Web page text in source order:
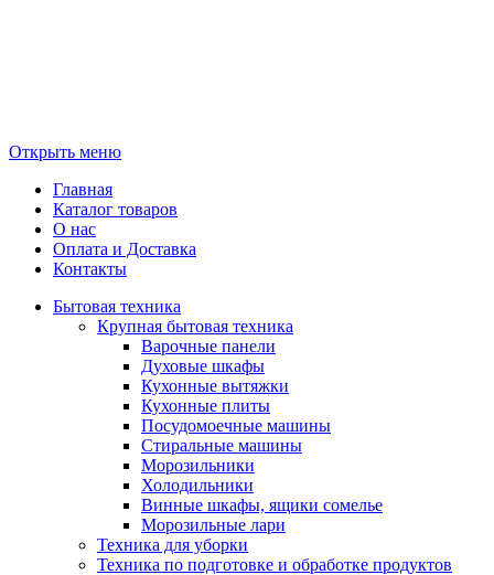
Открыть меню
Главная
Каталог товаров
О нас
Оплата и Доставка
Контакты
Бытовая техника
Крупная бытовая техника
Варочные панели
Духовые шкафы
Кухонные вытяжки
Кухонные плиты
Посудомоечные машины
Стиральные машины
Морозильники
Холодильники
Винные шкафы, ящики сомелье
Морозильные лари
Техника для уборки
Техника по подготовке и обработке продуктов